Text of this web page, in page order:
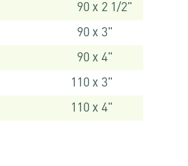
90 x 2 1/2"
90 x 3"
90 x 4"
110 x 3"
110 x 4"